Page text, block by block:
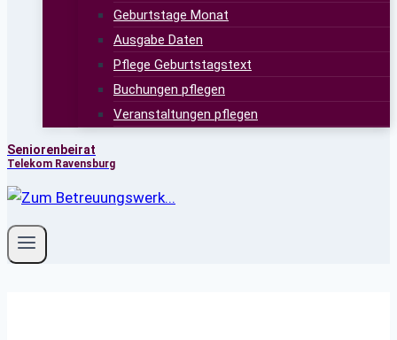
Geburtstage Monat
Ausgabe Daten
Pflege Geburtstagstext
Buchungen pflegen
Veranstaltungen pflegen
Seniorenbeirat
Telekom Ravensburg